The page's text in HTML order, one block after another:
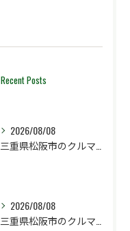
Recent Posts
2026/08/08
2026/08/08